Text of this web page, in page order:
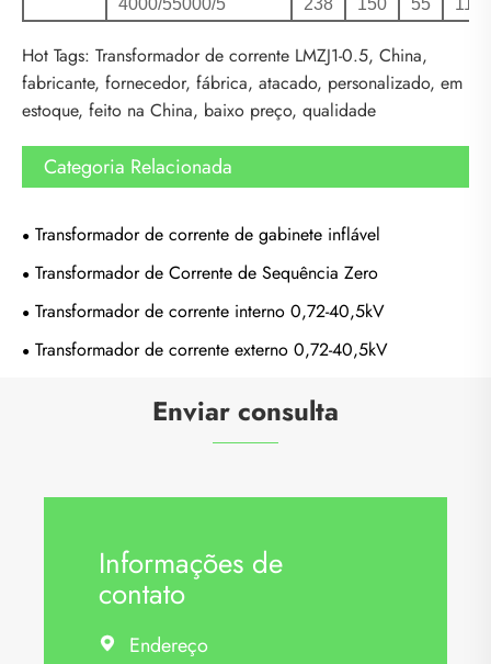
Hot Tags: Transformador de corrente LMZJ1-0.5, China,
fabricante, fornecedor, fábrica, atacado, personalizado, em
estoque, feito na China, baixo preço, qualidade
Categoria Relacionada
Transformador de corrente de gabinete inflável
Transformador de Corrente de Sequência Zero
Transformador de corrente interno 0,72-40,5kV
Transformador de corrente externo 0,72-40,5kV
Enviar consulta
Informações de
contato
 Endereço